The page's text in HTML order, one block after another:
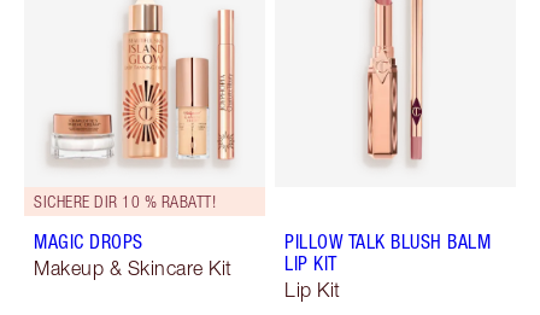
SICHERE DIR 10 % RABATT!
MAGIC DROPS
Makeup & Skincare Kit
PILLOW TALK BLUSH BALM
LIP KIT
Lip Kit